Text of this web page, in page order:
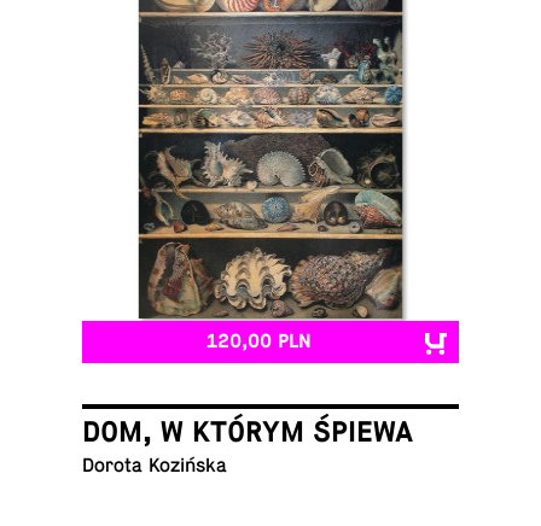
120,00 PLN
DOM, W KTÓRYM ŚPIEWA
Dorota Kozińska